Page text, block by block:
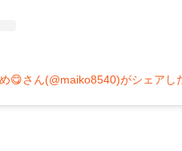
😋さん(@maiko8540)がシェアし